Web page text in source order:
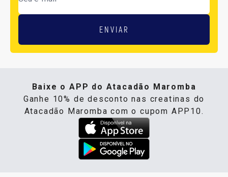
ENVIAR
Baixe o APP do Atacadão Maromba
Ganhe 10% de desconto nas creatinas do
Atacadão Maromba com o cupom APP10.